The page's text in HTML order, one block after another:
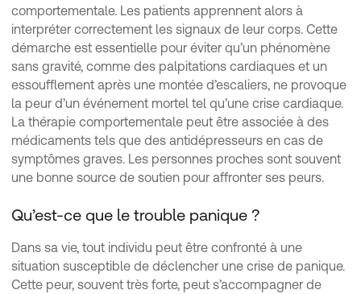
comportementale. Les patients apprennent alors à
interpréter correctement les signaux de leur corps. Cette
démarche est essentielle pour éviter qu’un phénomène
sans gravité, comme des palpitations cardiaques et un
essoufflement après une montée d’escaliers, ne provoque
la peur d’un événement mortel tel qu’une crise cardiaque.
La thérapie comportementale peut être associée à des
médicaments tels que des antidépresseurs en cas de
symptômes graves. Les personnes proches sont souvent
une bonne source de soutien pour affronter ses peurs.
Qu’est-ce que le trouble panique ?
Dans sa vie, tout individu peut être confronté à une
situation susceptible de déclencher une crise de panique.
Cette peur, souvent très forte, peut s’accompagner de